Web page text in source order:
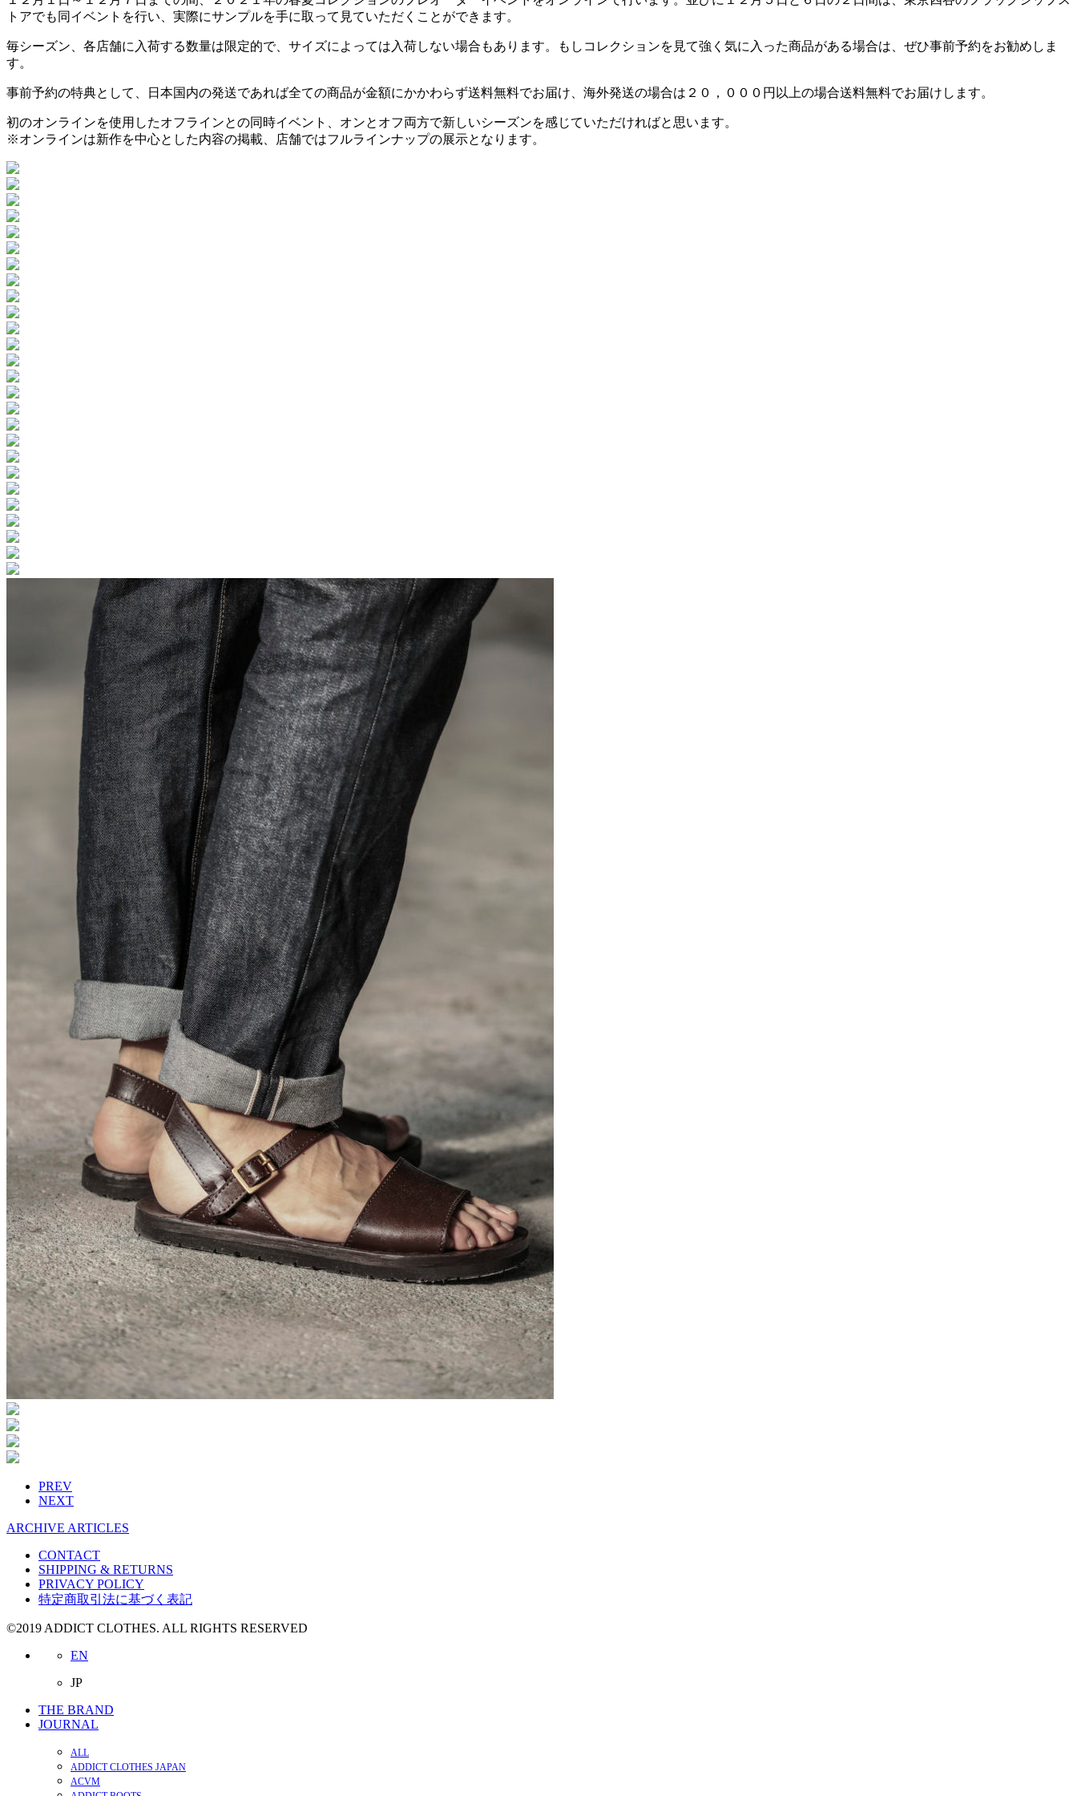
トアでも同イベントを行い、実際にサンプルを手に取って見ていただくことができます。
毎シーズン、各店舗に入荷する数量は限定的で、サイズによっては入荷しない場合もあります。
もしコレクションを見て強く気に入った商品がある場合は、ぜひ事前予約をお勧めしま
す。
事前予約の特典として、日本国内の発送であれば全ての商品が金額にかかわらず送料無料でお届け、 海外発送の場合は ２０，０００ 円以上の場合送料無料でお届けします。
初のオンラインを使用したオフラインとの同時イベント、オンとオフ両方で新しいシーズンを感じていただければと思います。
※オンラインは新作を中心とした内容の掲載、店舗ではフルラインナップの展示となります。
PREV
NEXT
ARCHIVE ARTICLES
CONTACT
SHIPPING & RETURNS
PRIVACY POLICY
特定商取引法に基づく表記
©2019 ADDICT CLOTHES. ALL RIGHTS RESERVED
EN
JP
THE BRAND
JOURNAL
ALL
ADDICT CLOTHES JAPAN
ACVM